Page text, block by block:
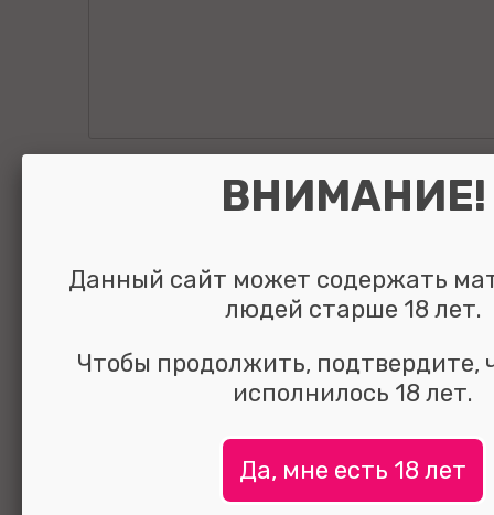
Презервативы
пластиковом
УЗНАТЬ ЦЕНУ
ВНИМАНИЕ!
Данный сайт может содержать
людей старше 18 лет.
Чтобы продолжить, подтвердите,
исполнилось 18 лет.
Да, мне есть 18 лет